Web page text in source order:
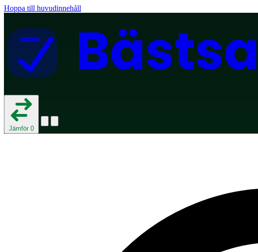
Hoppa till huvudinnehåll
Jämför 0